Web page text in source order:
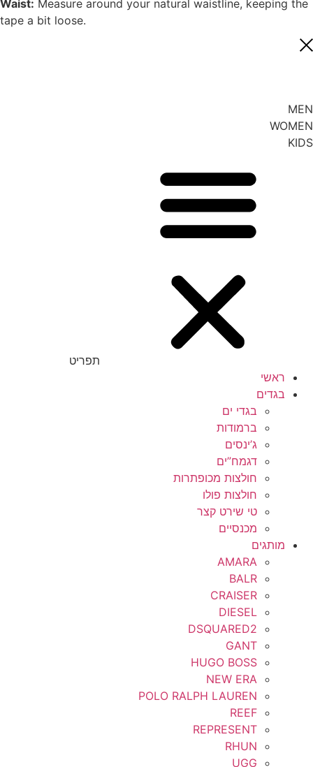
Waist: Measure around your natural waistline, keeping the
tape a bit loose.
MEN
WOMEN
KIDS
תפריט
ראשי
בגדים
בגדי ים
ברמודות
ג’ינסים
דגמח”ים
חולצות מכופתרות
חולצות פולו
טי שירט קצר
מכנסיים
מותגים
AMARA
BALR
CRAISER
DIESEL
DSQUARED2
GANT
HUGO BOSS
NEW ERA
POLO RALPH LAUREN
REEF
REPRESENT
RHUN
UGG